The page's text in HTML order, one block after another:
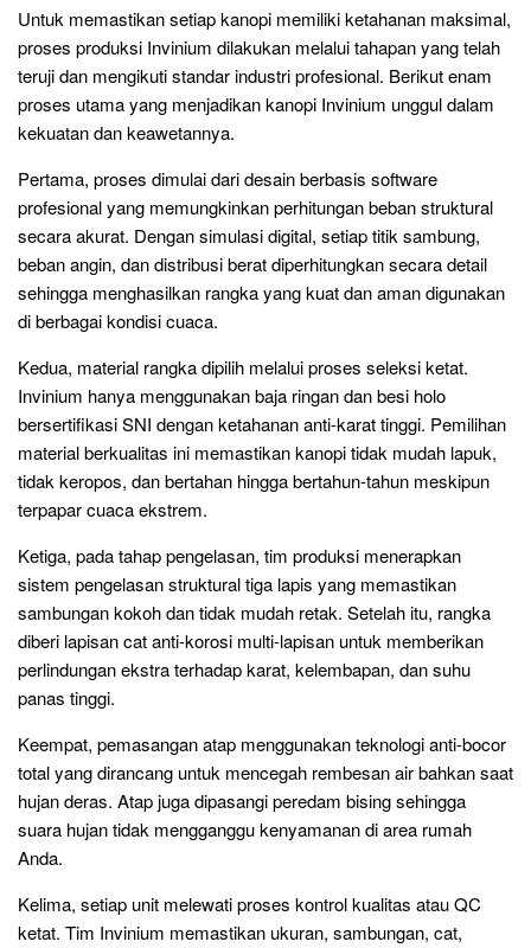
Untuk memastikan setiap kanopi memiliki ketahanan maksimal,
proses produksi Invinium dilakukan melalui tahapan yang telah
teruji dan mengikuti standar industri profesional. Berikut enam
proses utama yang menjadikan kanopi Invinium unggul dalam
kekuatan dan keawetannya.
Pertama, proses dimulai dari desain berbasis software
profesional yang memungkinkan perhitungan beban struktural
secara akurat. Dengan simulasi digital, setiap titik sambung,
beban angin, dan distribusi berat diperhitungkan secara detail
sehingga menghasilkan rangka yang kuat dan aman digunakan
di berbagai kondisi cuaca.
Kedua, material rangka dipilih melalui proses seleksi ketat.
Invinium hanya menggunakan baja ringan dan besi holo
bersertifikasi SNI dengan ketahanan anti-karat tinggi. Pemilihan
material berkualitas ini memastikan kanopi tidak mudah lapuk,
tidak keropos, dan bertahan hingga bertahun-tahun meskipun
terpapar cuaca ekstrem.
Ketiga, pada tahap pengelasan, tim produksi menerapkan
sistem pengelasan struktural tiga lapis yang memastikan
sambungan kokoh dan tidak mudah retak. Setelah itu, rangka
diberi lapisan cat anti-korosi multi-lapisan untuk memberikan
perlindungan ekstra terhadap karat, kelembapan, dan suhu
panas tinggi.
Keempat, pemasangan atap menggunakan teknologi anti-bocor
total yang dirancang untuk mencegah rembesan air bahkan saat
hujan deras. Atap juga dipasangi peredam bising sehingga
suara hujan tidak mengganggu kenyamanan di area rumah
Anda.
Kelima, setiap unit melewati proses kontrol kualitas atau QC
ketat. Tim Invinium memastikan ukuran, sambungan, cat,